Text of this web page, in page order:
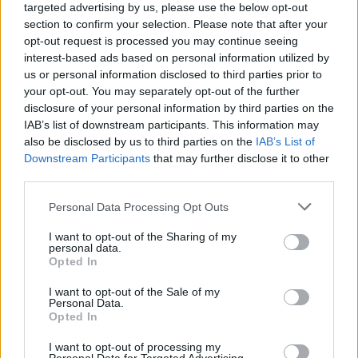
targeted advertising by us, please use the below opt-out
section to confirm your selection. Please note that after your
opt-out request is processed you may continue seeing
interest-based ads based on personal information utilized by
us or personal information disclosed to third parties prior to
your opt-out. You may separately opt-out of the further
disclosure of your personal information by third parties on the
IAB’s list of downstream participants. This information may
also be disclosed by us to third parties on the IAB’s List of
Downstream Participants that may further disclose it to other
Personal Data Processing Opt Outs
I want to opt-out of the Sharing of my
personal data.
Opted In
I want to opt-out of the Sale of my
Personal Data.
Opted In
I want to opt-out of processing my
θέλουμε να συνεχίσει να βαδίζει η ομάδα και με
τους νέους ιδιοκτήτες αυτή τη φορά όμως με
σύμμαχο όλο το λαό του Παναιτωλικού και όχι
πολεμώντας τον.
Εμείς έχουμε μάθει να αναγνωρίζουμε τα πάντα
και να τα λέμε ευθέως με οποιοδήποτε κόστος,
θα μπορούσαμε να γράφουμε για ώρες αυτή τη
στιγμή αλλά σίγουρα δεν είναι η κατάλληλη ώρα
για γκρίνιες και εσωστρέφεια. Κι επειδή τις
κόσμο που στα λόγια πετάει τα εκατομμύρια
σαν στραγάλια, να τους πληροφορήσουμε ότι
κάποια πράγματα στη ζωή δεν έχουν τίμημα
και πως όσα χρήματα κι αν έδωσαν οι
καινούριοι επενδυτές δεν γίνεται να τα
αγοράσουν όλα από τον απερχόμενο ιδιοκτήτη.